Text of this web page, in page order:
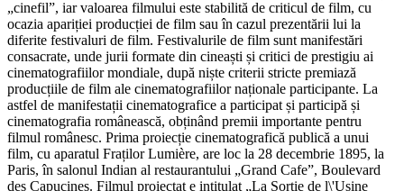
„cinefil”, iar valoarea filmului este stabilită de criticul de film, cu
ocazia apariției producției de film sau în cazul prezentării lui la
diferite festivaluri de film. Festivalurile de film sunt manifestări
consacrate, unde jurii formate din cineaști și critici de prestigiu ai
cinematografiilor mondiale, după niște criterii stricte premiază
producțiile de film ale cinematografiilor naționale participante. La
astfel de manifestații cinematografice a participat și participă și
cinematografia românească, obținând premii importante pentru
filmul românesc. Prima proiecție cinematografică publică a unui
film, cu aparatul Fraților Lumière, are loc la 28 decembrie 1895, la
Paris, în salonul Indian al restaurantului „Grand Cafe”, Boulevard
des Capucines. Filmul proiectat e intitulat „La Sortie de l\'Usine